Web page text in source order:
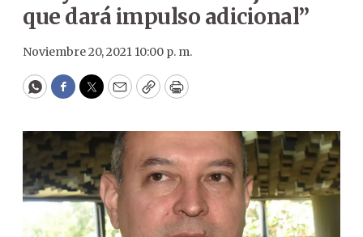
que dará impulso adicional”
Noviembre 20, 2021 10:00 p. m.
WhatsApp
Facebook
Twitter
EmailCopyPrint